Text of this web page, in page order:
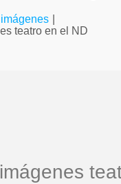
teatro en el ND